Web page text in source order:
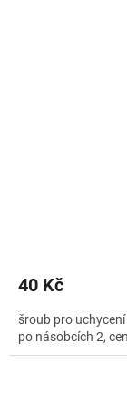
40 Kč
šroub pro
po násobcích 2,